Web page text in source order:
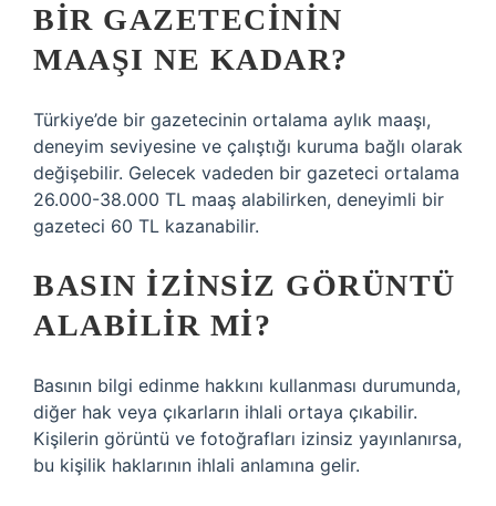
BIR GAZETECININ
MAAŞI NE KADAR?
Türkiye’de bir gazetecinin ortalama aylık maaşı,
deneyim seviyesine ve çalıştığı kuruma bağlı olarak
değişebilir. Gelecek vadeden bir gazeteci ortalama
26.000-38.000 TL maaş alabilirken, deneyimli bir
gazeteci 60 TL kazanabilir.
BASIN IZINSIZ GÖRÜNTÜ
ALABILIR MI?
Basının bilgi edinme hakkını kullanması durumunda,
diğer hak veya çıkarların ihlali ortaya çıkabilir.
Kişilerin görüntü ve fotoğrafları izinsiz yayınlanırsa,
bu kişilik haklarının ihlali anlamına gelir.